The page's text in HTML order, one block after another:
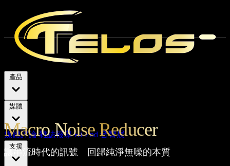
媒體評論雜誌報導Hi-End 音響展
Macro Noise Reducer
讓串流時代的訊號 回歸純淨無噪的本質